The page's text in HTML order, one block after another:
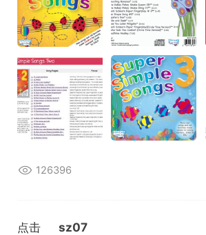
126396
点击
sz07